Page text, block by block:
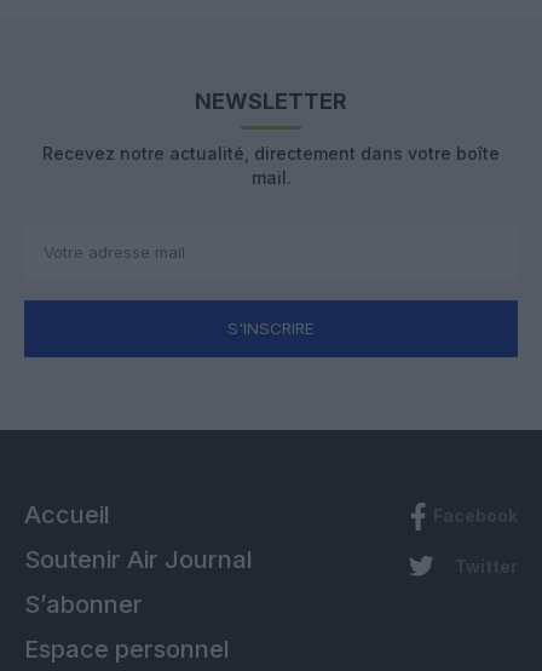
NEWSLETTER
Recevez notre actualité, directement dans votre boîte
mail.
S'INSCRIRE
Accueil
Soutenir Air Journal
S’abonner
Espace personnel